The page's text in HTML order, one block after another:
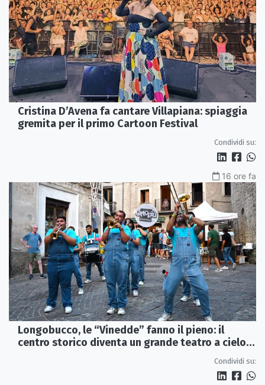
Cristina D’Avena fa cantare Villapiana: spiaggia
gremita per il primo Cartoon Festival
Condividi su:
16 ore fa
Longobucco, le “Vinedde” fanno il pieno: il
centro storico diventa un grande teatro a cielo
Condividi su: